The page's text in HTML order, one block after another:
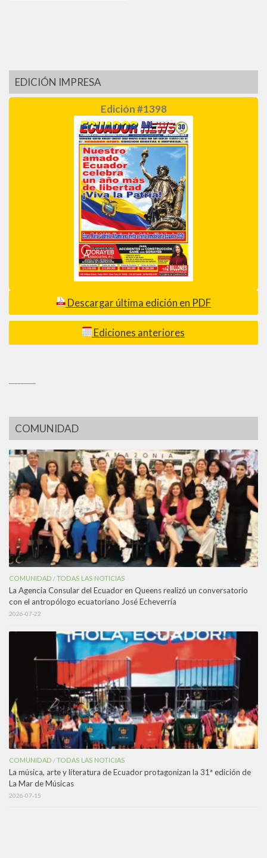
EDICIÓN IMPRESA
Edición #1398
Descargar última edición en PDF
Ediciones anteriores
COMUNIDAD
COMUNIDAD /TODAS LAS NOTICIAS
La Agencia Consular del Ecuador en Queens realizó un conversatorio
con el antropólogo ecuatoriano José Echeverría
2026-07-22
COMUNIDAD /TODAS LAS NOTICIAS
La música, arte y literatura de Ecuador protagonizan la 31ª edición de
La Mar de Músicas
2026-07-15